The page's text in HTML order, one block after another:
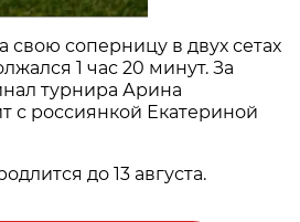
свою соперницу в двух сетах
1 час 20 минут. За
турнира Арина
с россиянкой Екатериной
до 13 августа.